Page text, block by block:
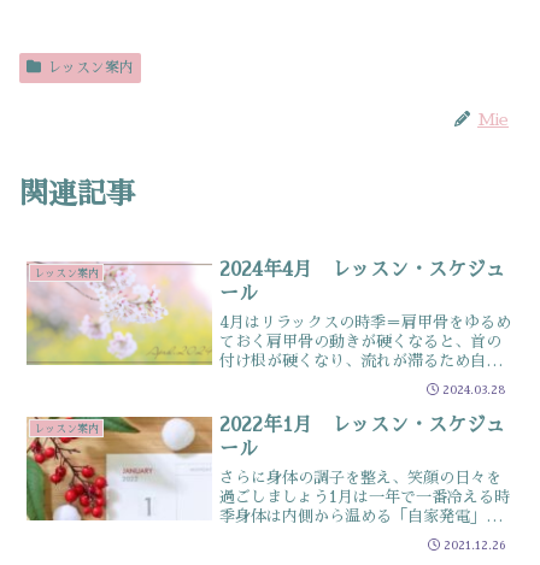
レッスン案内
Mie
関連記事
レッスン案内
2024年4月 レッスン・スケジュ
ール
4月はリラックスの時季＝肩甲骨をゆるめ
ておく肩甲骨の動きが硬くなると、首の
付け根が硬くなり、流れが滞るため自律
神経の働きが不安定になります肩甲骨が
動くようになると、背中がスッキリし
「羽を伸ばすような感覚」になります4月
は”のどかに過ごす時季...
2024.03.28
レッスン案内
2022年1月 レッスン・スケジュ
ール
さらに身体の調子を整え、笑顔の日々を
過ごしましょう1月は一年で一番冷える時
季身体は内側から温める「自家発電」機
能を高め温かく過ごしましょう具体的に
は ✔三首（手首・足首・首）を冷やさ
2021.12.26